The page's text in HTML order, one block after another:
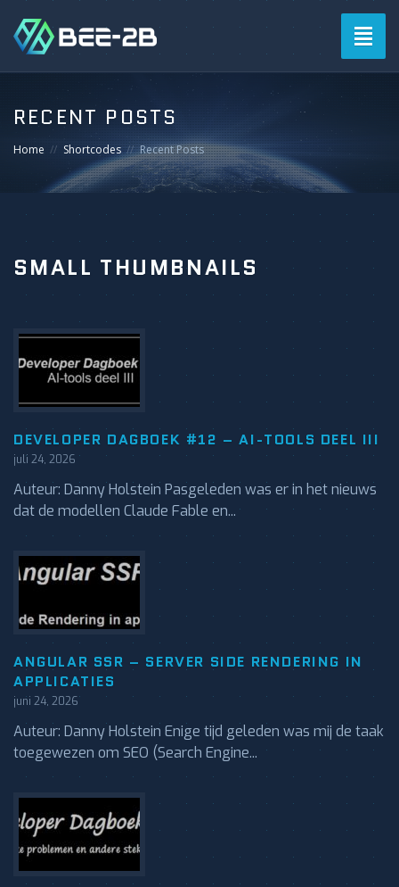
RECENT POSTS
Home Shortcodes Recent Posts
SMALL THUMBNAILS
DEVELOPER DAGBOEK #12 – AI-TOOLS DEEL III
juli 24, 2026
Auteur: Danny Holstein Pasgeleden was er in het nieuws
dat de modellen Claude Fable en...
ANGULAR SSR – SERVER SIDE RENDERING IN
APPLICATIES
juni 24, 2026
Auteur: Danny Holstein Enige tijd geleden was mij de taak
toegewezen om SEO (Search Engine...